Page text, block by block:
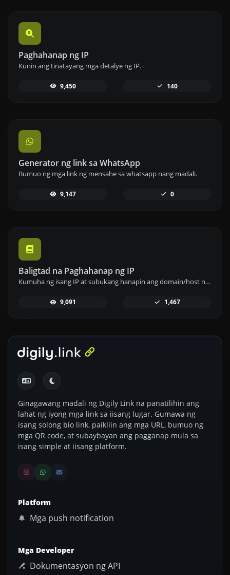
Paghahanap ng IP
Kunin ang tinatayang mga detalye ng IP.
9,450 140
Generator ng link sa WhatsApp
Bumuo ng mga link ng mensahe sa whatsapp nang madali.
9,147 0
Baligtad na Paghahanap ng IP
Kumuha ng isang IP at subukang hanapin ang domain/host na nauugnay dito.
9,091 1,467
Ginagawang madali ng Digily Link na panatilihin ang
lahat ng iyong mga link sa iisang lugar. Gumawa ng
isang solong bio link, paikliin ang mga URL, bumuo ng
mga QR code, at subaybayan ang pagganap mula sa
isang simple at iisang platform.
Platform
Mga push notification
Mga Developer
Dokumentasyon ng API